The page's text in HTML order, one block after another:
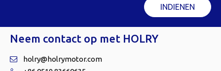
INDIENEN
Neem contact op met HOLRY
 holry@holrymotor.com